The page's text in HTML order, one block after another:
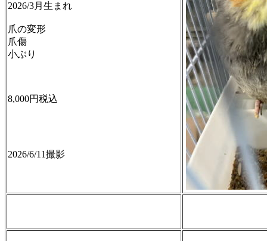
2026/3月生まれ
爪の変形
爪傷
小ぶり
8,000円税込
2026/6/11撮影